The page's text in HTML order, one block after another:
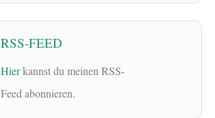
RSS-FEED
Hierkannst du meinen RSS-
Feed abonnieren.